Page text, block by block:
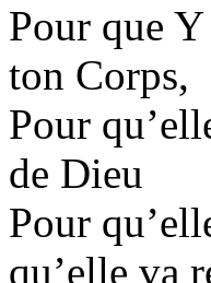
Pour que
ton Corps,
Pour
de Dieu
Pour
qu’elle va